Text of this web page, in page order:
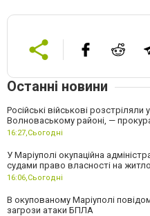
Останні новини
Російські військові
Волноваському районі, —
16:27,Сьогодні
У Маріуполі окупаційна
судами право власності на житло
16:06,Сьогодні
В окупованому Маріуполі
загрози атаки БПЛА